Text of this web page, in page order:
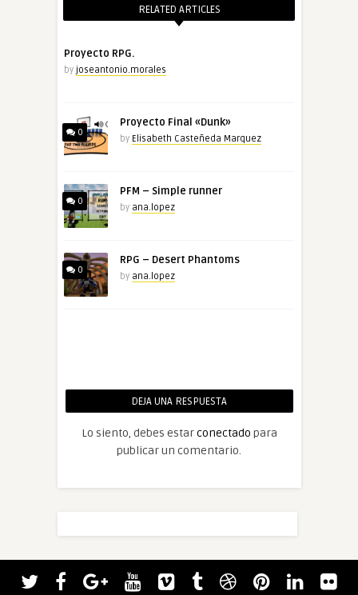
RELATED ARTICLES
Proyecto RPG.
by joseantonio.morales
0
Proyecto Final «Dunk»
by Elisabeth Casteñeda Marquez
0
PFM – Simple runner
by ana.lopez
0
RPG – Desert Phantoms
by ana.lopez
DEJA UNA RESPUESTA
Lo siento, debes estarconectado para
publicar un comentario.